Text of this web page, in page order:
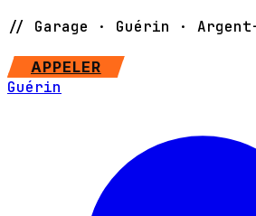
// Garage · Guérin ·
APPELER
Guérin